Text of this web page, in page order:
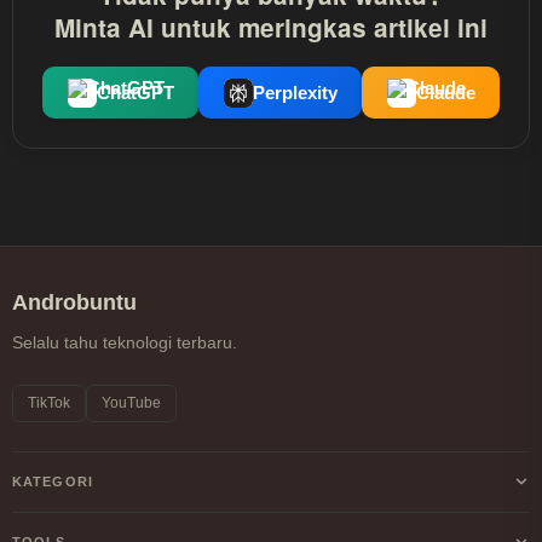
Minta AI untuk meringkas artikel ini
ChatGPT Perplexity Claude
Androbuntu
Selalu tahu teknologi terbaru.
TikTok YouTube
KATEGORI
Android